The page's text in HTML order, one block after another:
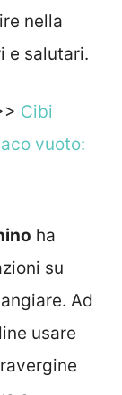
nella
e salutari.
Cibi
vuoto:
ha
su
Ad
usare